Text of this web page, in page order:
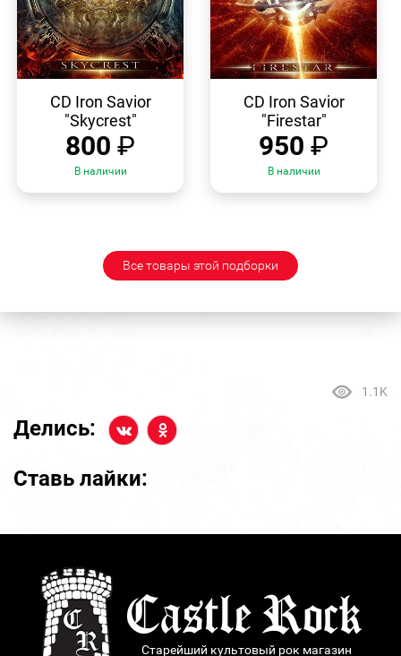
ПРОСМОТР
CD Iron Savior
"Skycrest"
800 ₽
В наличии
ПРОСМОТР
CD Iron Savior
"Firestar"
950 ₽
В наличии
Все товары этой подборки
1.1K
Делись:
Ставь лайки:
Старейший культовый рок магазин